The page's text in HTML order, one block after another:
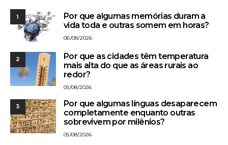
1
Por que algumas memórias duram a
vida toda e outras somem em horas?
06/08/2026
2
Por que as cidades têm temperatura
mais alta do que as áreas rurais ao
redor?
05/08/2026
3
Por que algumas línguas desaparecem
completamente enquanto outras
sobrevivem por milênios?
05/08/2026